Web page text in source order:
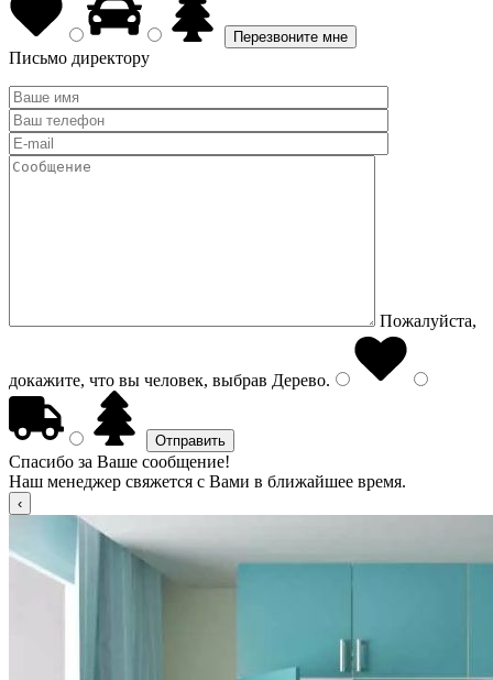
Письмо директору
Пожалуйста,
докажите, что вы человек, выбрав Дерево.
Спасибо за Ваше сообщение!
Наш менеджер свяжется с Вами в ближайшее время.